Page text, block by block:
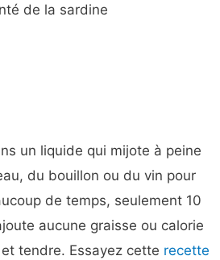
de la sardine
un liquide qui mijote à peine
du bouillon ou du vin pour
de temps, seulement 10
aucune graisse ou calorie
tendre. Essayez cette recette